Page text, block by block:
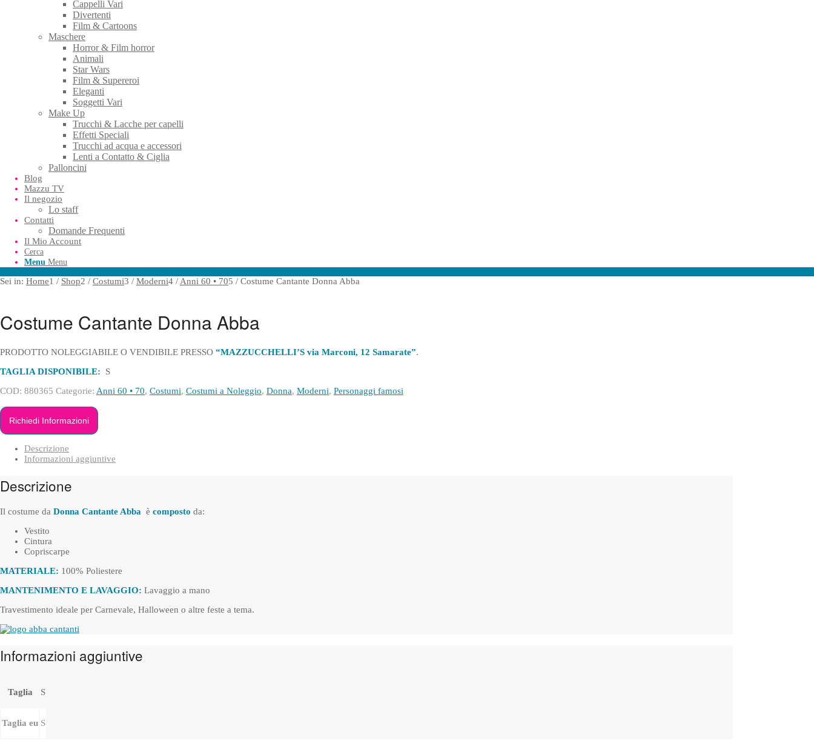
Cappelli Vari
Divertenti
Film & Cartoons
Maschere
Horror & Film horror
Animali
Star Wars
Film & Supereroi
Eleganti
Soggetti Vari
Make Up
Trucchi & Lacche per capelli
Effetti Speciali
Trucchi ad acqua e accessori
Lenti a Contatto & Ciglia
Palloncini
Blog
Mazzu TV
Il negozio
Lo staff
Contatti
Domande Frequenti
Il Mio Account
Cerca
Menu Menu
Sei in: Home1 / Shop2 / Costumi3 / Moderni4 / Anni 60 • 705 / Costume Cantante Donna Abba
Costume Cantante Donna Abba
PRODOTTO NOLEGGIABILE O VENDIBILE PRESSO “MAZZUCCHELLI’S via Marconi, 12 Samarate”.
TAGLIA DISPONIBILE: S
COD: 880365 Categorie: Anni 60 • 70, Costumi, Costumi a Noleggio, Donna, Moderni, Personaggi famosi
Richiedi Informazioni
Descrizione
Informazioni aggiuntive
Descrizione
Il costume da Donna Cantante Abba è composto da:
Vestito
Cintura
Copriscarpe
MATERIALE: 100% Poliestere
MANTENIMENTO E LAVAGGIO: Lavaggio a mano
Travestimento ideale per Carnevale, Halloween o altre feste a tema.
Informazioni aggiuntive
Taglia S
Taglia eu S